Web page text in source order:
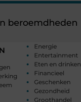
Energie
Entertainment
Eten en drinken
Financieel
Geschenken
Gezondheid
Groothandel
beroemdheden